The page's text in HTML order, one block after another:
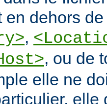
en dehors
,
, ou de
elle ne
elle